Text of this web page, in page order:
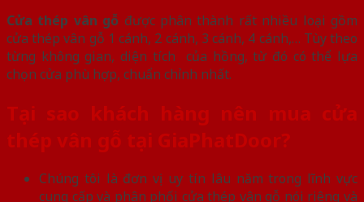
Cửa thép vân gỗ được phân thành rất nhiều loại gồm
cửa thép vân gỗ 1 cánh, 2 cánh, 3 cánh, 4 cánh,… Tùy theo
từng không gian, diện tích của hồng, từ đó có thể lựa
chọn cửa phù hợp, chuẩn chỉnh nhất.
Tại sao khách hàng nên mua cửa
thép vân gỗ tại GiaPhatDoor?
Chúng tôi là đơn vị uy tín lâu năm trong lĩnh vực
cung cấp và phân phối cửa thép vân gỗ nói riêng và